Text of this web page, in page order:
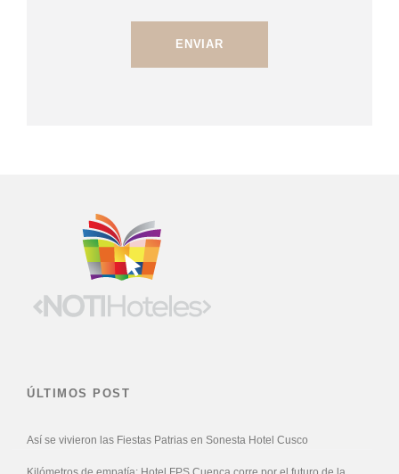
ÚLTIMOS POST
Así se vivieron las Fiestas Patrias en Sonesta Hotel Cusco